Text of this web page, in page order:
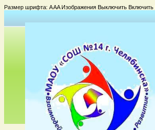
Размер шрифта: AAAИзображения Выключить Включить